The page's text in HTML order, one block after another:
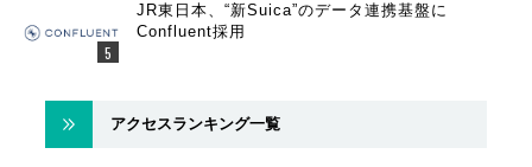
JR東日本、“新Suica”のデータ連携基盤に
Confluent採用
アクセスランキング一覧